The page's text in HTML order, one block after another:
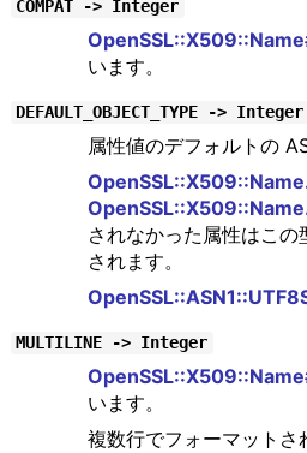
COMPAT -> Integer
います。
DEFAULT_OBJECT_TYPE -> Integer
属性値のデフォルトの
されなかった属性はこ
されます。
MULTILINE -> Integer
います。
複数行でフォーマットさ